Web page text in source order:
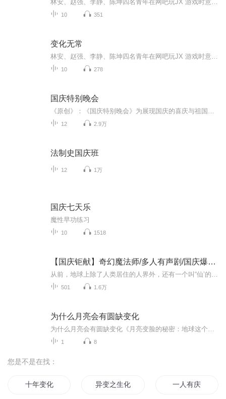
10 351
变化无常
10 278
国庆特别晚会
12 2.9万
法制史国庆班
12 1万
国庆七天乐
魔性早功练习
10 1518
【国庆钜献】奇幻魔法师/多人有声剧/国庆爆更七天乐
501 1.6万
为什么月亮会有圆缺变化
1 8
您是不是在找：
十年变化 异变之生化末日 一人有庆